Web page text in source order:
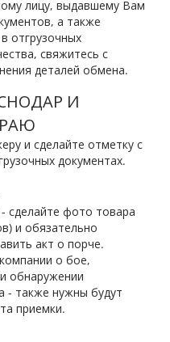
лицу, выдавшему Вам
а также
отгрузочных
свяжитесь с
деталей обмена.
И
и сделайте отметку с
документах.
сделайте фото товара
и обязательно
акт о порче.
о бое,
обнаружении
- также нужны будут
приемки.